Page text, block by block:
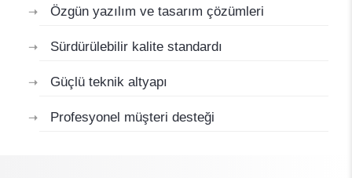
Özgün yazılım ve tasarım çözümleri
Sürdürülebilir kalite standardı
Güçlü teknik altyapı
Profesyonel müşteri desteği